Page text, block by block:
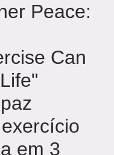
Peace:
Can
em 3